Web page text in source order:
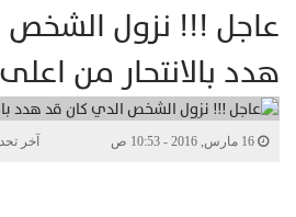
عاجل !!! نزول الشخص
هدد بالانتحار من
آخر تحديث: 16 مارس,